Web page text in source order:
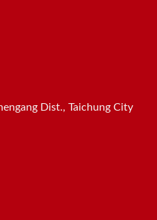
Dist., Taichung City